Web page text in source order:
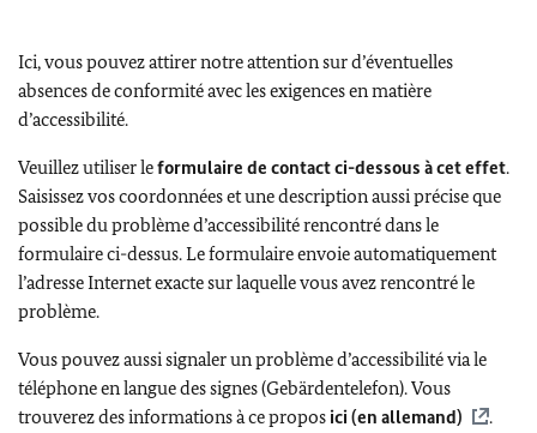
Ici, vous pouvez attirer notre attention sur d’éventuelles
absences de conformité avec les exigences en matière
d’accessibilité.
Veuillez utiliser leformulaire de contact ci-dessous à cet effet.
Saisissez vos coordonnées et une description aussi précise que
possible du problème d’accessibilité rencontré dans le
formulaire ci-dessus. Le formulaire envoie automatiquement
l’adresse Internet exacte sur laquelle vous avez rencontré le
problème.
Vous pouvez aussi signaler un problème d’accessibilité via le
téléphone en langue des signes (Gebärdentelefon). Vous
trouverez des informations à ce propos ici (en allemand)
.